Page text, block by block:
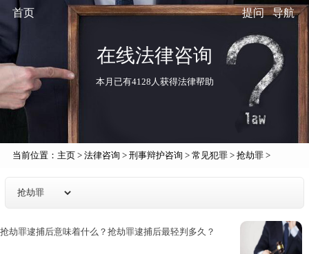
首页 导航
提问
在线法律咨询
本月已有4128人获得法律帮助
当前位置： 主页> 法律咨询 > 刑事辩护咨询 > 常见犯罪> 抢劫罪>
抢劫罪逮捕后意味着什么？抢劫罪逮捕后最轻判多久？